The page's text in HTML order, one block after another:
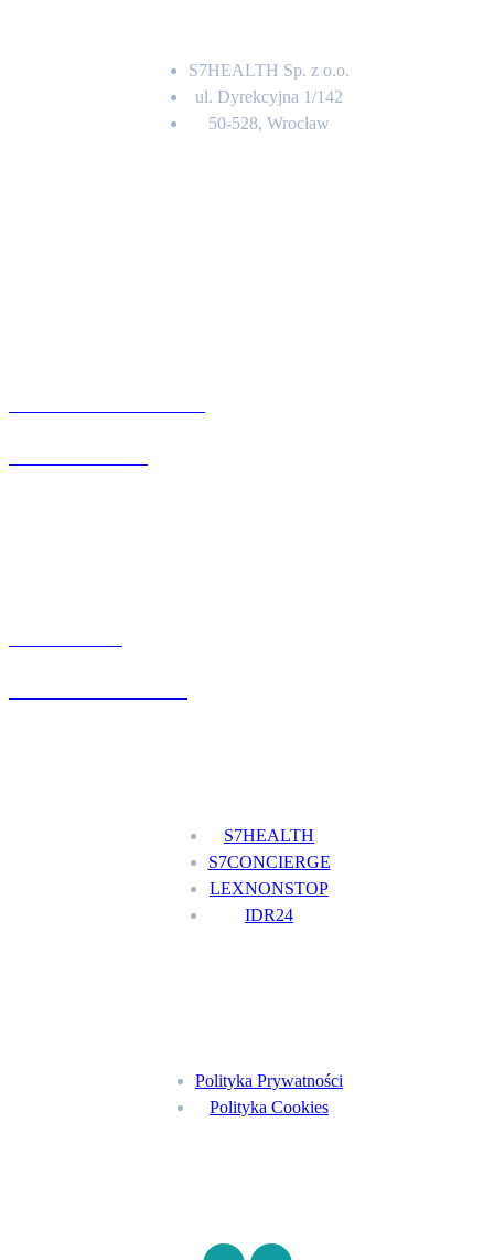
S7HEALTH Sp. z o.o.
ul. Dyrekcyjna 1/142
50-528, Wrocław
S7HEALTH
S7CONCIERGE
LEXNONSTOP
IDR24
Polityka Prywatności
Polityka Cookies